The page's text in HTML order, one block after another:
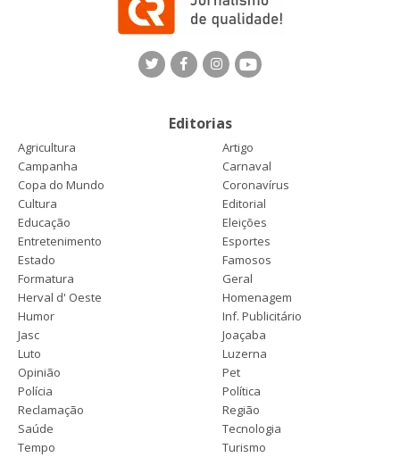
Editorias
Agricultura
Artigo
Campanha
Carnaval
Copa do Mundo
Coronavírus
Cultura
Editorial
Educação
Eleições
Entretenimento
Esportes
Estado
Famosos
Formatura
Geral
Herval d' Oeste
Homenagem
Humor
Inf. Publicitário
Jasc
Joaçaba
Luto
Luzerna
Opinião
Pet
Polícia
Política
Reclamação
Região
Saúde
Tecnologia
Tempo
Turismo